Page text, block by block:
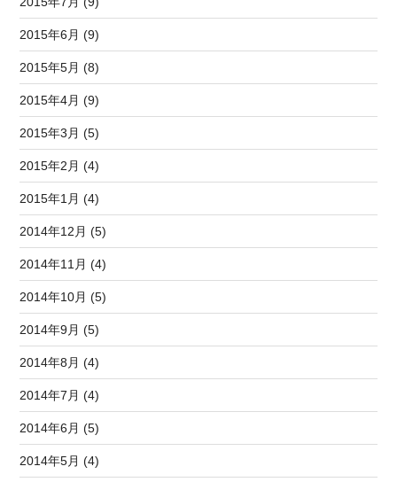
2015年6月 (9)
2015年5月 (8)
2015年4月 (9)
2015年3月 (5)
2015年2月 (4)
2015年1月 (4)
2014年12月 (5)
2014年11月 (4)
2014年10月 (5)
2014年9月 (5)
2014年8月 (4)
2014年7月 (4)
2014年6月 (5)
2014年5月 (4)